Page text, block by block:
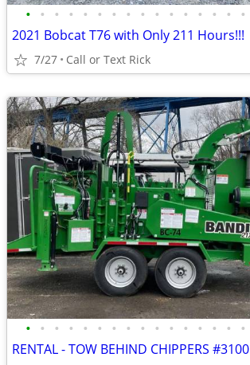
• • • • • • • • • • • • • • • •
2021 Bobcat T76 with Only 211 Hours!!!
7/27 Call or Text Rick
• • • • • • • • • • • • • • • •
RENTAL - TOW BEHIND CHIPPERS #3100